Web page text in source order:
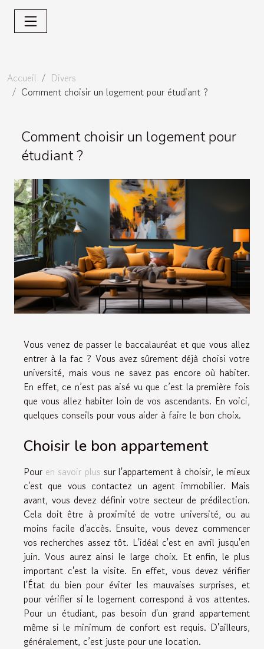
Accueil
Divers
Comment choisir un logement pour étudiant ?
Comment choisir un logement pour
étudiant ?
Vous venez de passer le baccalauréat et que vous allez
entrer à la fac ? Vous avez sûrement déjà choisi votre
université, mais vous ne savez pas encore où habiter.
En effet, ce n’est pas aisé vu que c’est la première fois
que vous allez habiter loin de vos ascendants. En voici,
quelques conseils pour vous aider à faire le bon choix.
Choisir le bon appartement
Pour en savoir plus sur l'appartement à choisir, le mieux
c'est que vous contactez un agent immobilier. Mais
avant, vous devez définir votre secteur de prédilection.
Cela doit être à proximité de votre université, ou au
moins facile d'accès. Ensuite, vous devez commencer
vos recherches assez tôt. L'idéal c'est en avril jusqu'en
juin. Vous aurez ainsi le large choix. Et enfin, le plus
important c'est la visite. En effet, vous devez vérifier
l'État du bien pour éviter les mauvaises surprises, et
pour vérifier si le logement correspond à vos attentes.
Pour un étudiant, pas besoin d'un grand appartement
même si le minimum de confort est requis. D'ailleurs,
généralement, c’est juste pour une location.